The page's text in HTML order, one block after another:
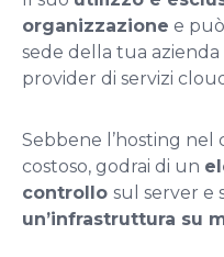
organizzazione e
sede della tua
provider di servizi
Sebbene l’hosting nel
costoso, godrai di un
controllo sul server e
un’infrastruttura su